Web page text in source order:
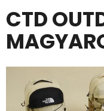
CTD